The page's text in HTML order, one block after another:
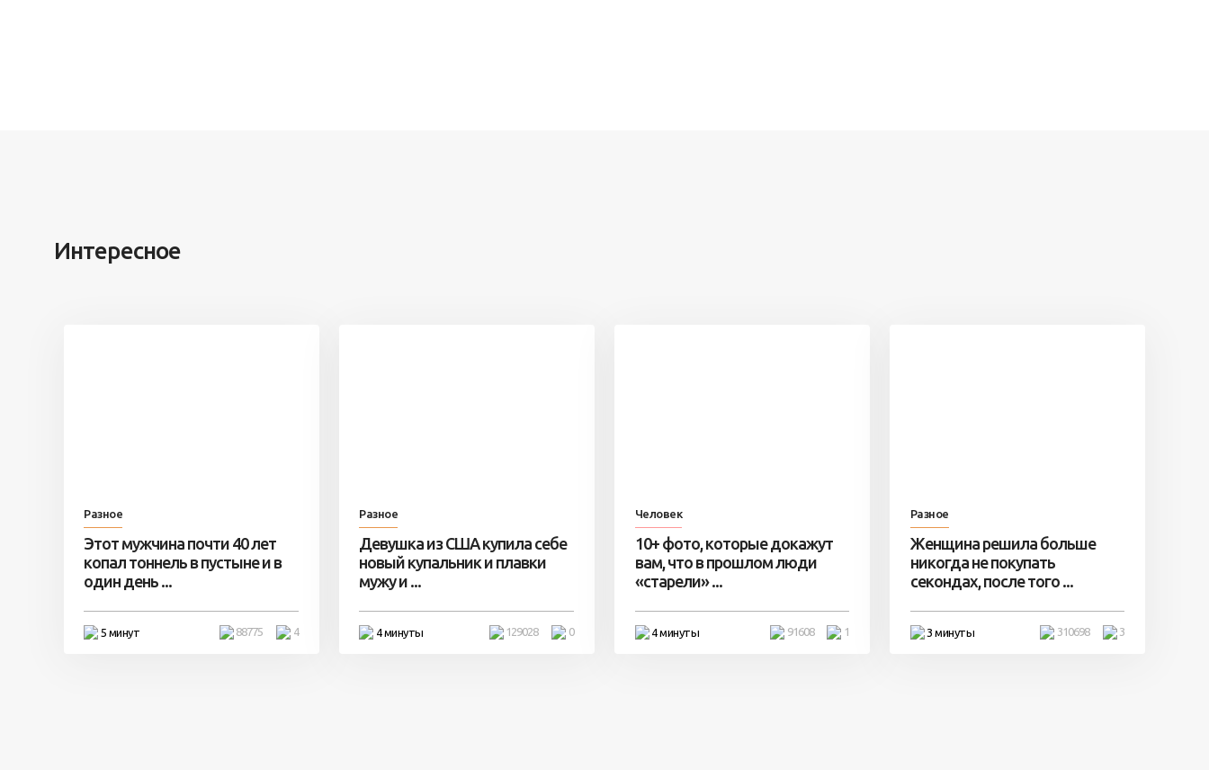
Интересное
Разное
Этот мужчина почти 40 лет
копал тоннель в пустыне и в
один день ...
5 минут 4
88775
Разное
Девушка из США купила себе
новый купальник и плавки
мужу и ...
4 минуты 0
129028
Человек
10+ фото, которые докажут
вам, что в прошлом люди
«старели» ...
4 минуты 1
91608
Разное
Женщина решила больше
никогда не покупать
секондах, после того ...
3 минуты 3
310698